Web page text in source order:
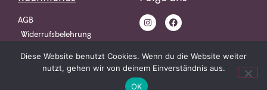
AGB
Widerrufsbelehrung
Diese Website benutzt Cookies. Wenn du die Website weiter
nutzt, gehen wir von deinem Einverständnis aus.
OK